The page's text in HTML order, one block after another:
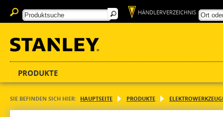
HÄNDLERVERZEICHNIS
PRODUKTE
SIE BEFINDEN SICH HIER: HAUPTSEITE PRODUKTE